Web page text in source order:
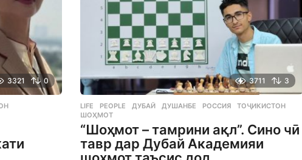
3321 0 3711 3
LIFE ,PEOPLE ДУБАЙ ,ДУШАНБЕ ,РОССИЯ ,ТОҶИКИСТОН
ШОҲМОТ
“Шоҳмот – тамрини ақл”. Сино чӣ
тавр дар Дубай Академияи